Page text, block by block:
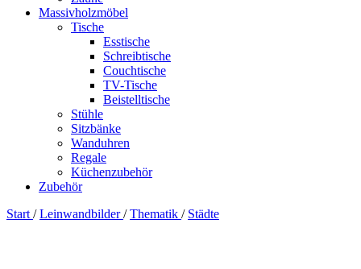
Massivholzmöbel
Tische
Esstische
Schreibtische
Couchtische
TV-Tische
Beistelltische
Stühle
Sitzbänke
Wanduhren
Regale
Küchenzubehör
Zubehör
Start / Leinwandbilder/ Thematik / Städte